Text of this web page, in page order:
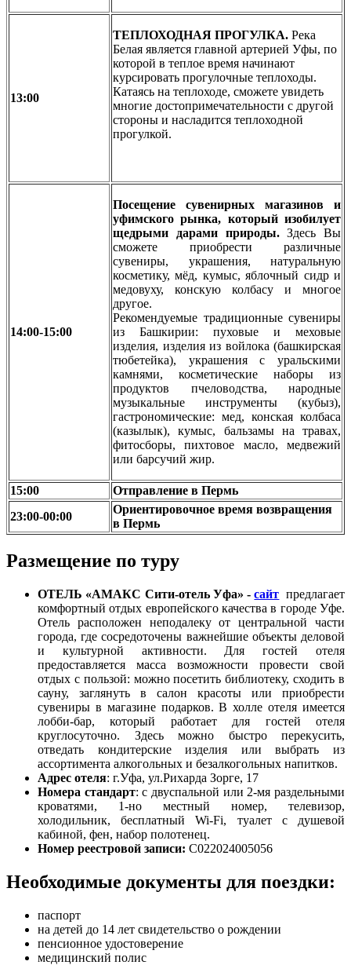
13:00
ТЕПЛОХОДНАЯ ПРОГУЛКА. Река
Белая является главной артерией Уфы, по
которой в теплое время начинают
курсировать прогулочные теплоходы.
Катаясь на теплоходе, сможете увидеть
многие достопримечательности с другой
стороны и насладится теплоходной
прогулкой.
14:00-15:00
Посещение сувенирных магазинов и
уфимского рынка, который изобилует
щедрыми дарами природы.Здесь Вы
сможете приобрести различные
сувениры, украшения, натуральную
косметику, мёд, кумыс, яблочный сидр и
медовуху, конскую колбасу и многое
другое.
Рекомендуемые традиционные сувениры
из Башкирии: пуховые и меховые
изделия, изделия из войлока (башкирская
тюбетейка), украшения с уральскими
камнями, косметические наборы из
продуктов пчеловодства, народные
музыкальные инструменты (кубыз),
гастрономические: мед, конская колбаса
(казылык), кумыс, бальзамы на травах,
фитосборы, пихтовое масло, медвежий
или барсучий жир.
15:00
Отправление в Пермь
23:00-00:00
Ориентировочное время возвращения
в Пермь
Размещение по туру
ОТЕЛЬ «АМАКС Сити-отель Уфа» -сайт предлагает
комфортный отдых европейского качества в городе Уфе.
Отель расположен неподалеку от центральной части
города, где сосредоточены важнейшие объекты деловой
и культурной активности. Для гостей отеля
предоставляется масса возможности провести свой
отдых с пользой: можно посетить библиотеку, сходить в
сауну, заглянуть в салон красоты или приобрести
сувениры в магазине подарков. В холле отеля имеется
лобби-бар, который работает для гостей отеля
круглосуточно. Здесь можно быстро перекусить,
отведать кондитерские изделия или выбрать из
ассортимента алкогольных и безалкогольных напитков.
Адрес отеля: г.Уфа, ул.Рихарда Зорге, 17
Номера стандарт: с двуспальной или 2-мя раздельными
кроватями, 1-но местный номер, телевизор,
холодильник, бесплатный Wi-Fi, туалет с душевой
кабиной, фен, набор полотенец.
Номер реестровой записи: С022024005056
Необходимые документы для поездки:
паспорт
на детей до 14 лет свидетельство о рождении
пенсионное удостоверение
медицинский полис